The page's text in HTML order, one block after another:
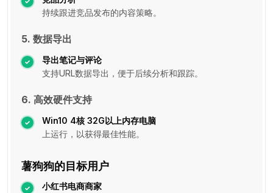
持续跟进竞品发布的内容策略。
5. 数据导出
导出笔记与评论
支持URL数据导出，便于后续分析和跟踪。
6. 高效硬件支持
Win10 4核 32G以上内存电脑
上运行，以获得最佳性能。
薯狗狗的目标用户
小红书电商商家